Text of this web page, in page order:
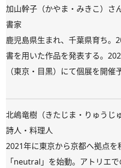
加山幹子（かやま・みきこ）さ
書家
鹿児島県生まれ、千葉県育ち。
書を用いた作品を発表する。
（東京・目黒）にて個展を開催
北嶋竜樹（きたじま・りゅうじ
詩人・料理人
2021年に東京から京都へ拠点を
「neutral」を始動。アトリエ